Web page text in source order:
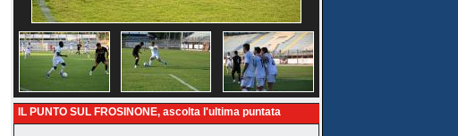
IL PUNTO SUL FROSINONE, ascolta l'ultima puntata